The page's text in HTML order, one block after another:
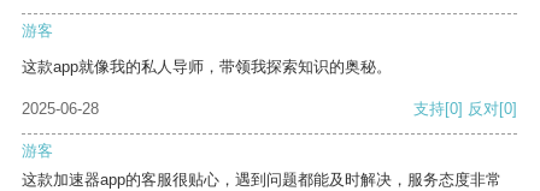
游客
这款app就像我的私人导师，带领我探索知识的奥秘。
2025-06-28 支持[0] 反对[0]
游客
这款加速器app的客服很贴心，遇到问题都能及时解决，服务态度非常